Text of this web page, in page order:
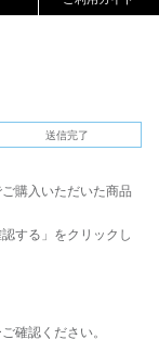
送信完了
購入いただいた商品
する」をクリックし
ご確認ください。